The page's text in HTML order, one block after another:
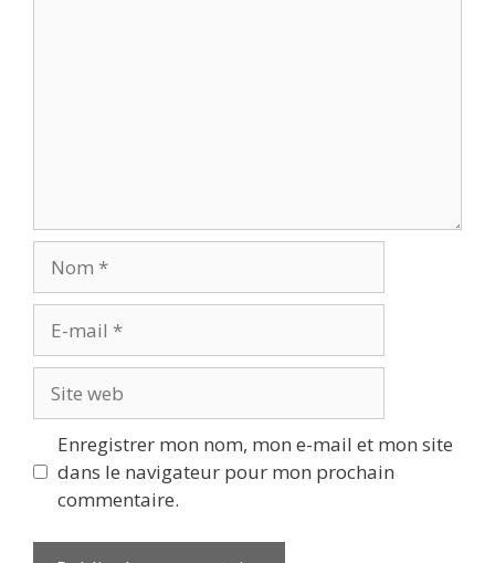
mail
web
Enregistrer mon nom, mon e-mail et mon site
dans le navigateur pour mon prochain
commentaire.